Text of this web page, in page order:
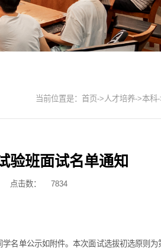
当前位置是： 首页-> 人才培养->本科
验班面试名单通知
点击数： 7834
名单公示如附件。本次面试选拔初选原则为